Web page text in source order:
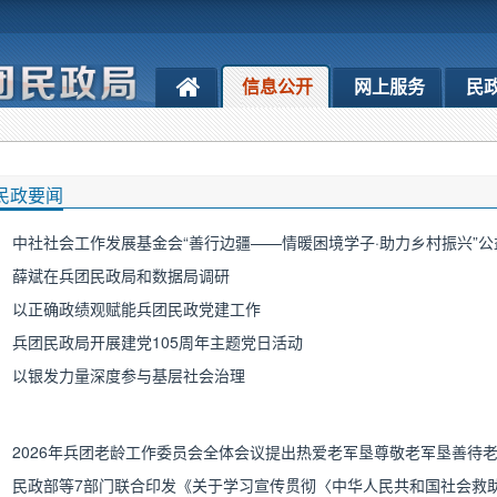
信息公开 网上服务 民
政要闻
薛斌在兵团民政局和数据局调研
以正确政绩观赋能兵团民政党建工作
兵团民政局开展建党105周年主题党日活动
以银发力量深度参与基层社会治理
2026年兵团老龄工作委员会全体会议提出热爱老军垦尊敬老军垦善待